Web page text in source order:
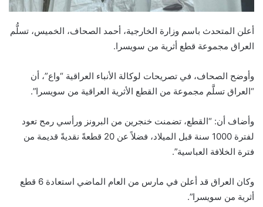
أعلن المتحدث باسم وزارة الخارجية، أحمد الصحاف، الخميس، تسلُّم
العراق مجموعة قطع أثرية من سويسرا.
وأوضح الصحاف، في تصريحات لوكالة الأنباء العراقية “واع”، أن
“العراق تسلَّم مجموعة من القطع الأثرية العراقية من سويسرا”.
وأضاف أن: “القطع، تضمنت خنجرين من البرونز ورأسي رمح تعود
لفترة 1000 سنة قبل الميلاد، فضلاً عن 20 قطعةً نقديةً قديمة من
فترة الخلافة العباسية”.
وكان العراق قد أعلن في مارس من العام الماضي استعادة 6 قطع
أثرية من سويسرا”.